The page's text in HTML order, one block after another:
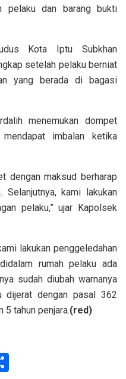
pelaku dan barang bukti
Kota Iptu Subkhan
setelah pelaku berniat
yang berada di bagasi
menemukan dompet
imbalan ketika
dengan maksud berharap
Selanjutnya, kami lakukan
pelaku,” ujar Kapolsek
lakukan penggeledahan
rumah pelaku ada
sudah diubah warnanya
dijerat dengan pasal 362
5 tahun penjara.(red)